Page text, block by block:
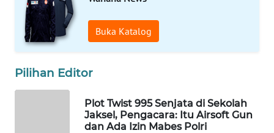
Buka Katalog
Pilihan Editor
Plot Twist 995 Senjata di Sekolah
Jaksel, Pengacara: Itu Airsoft Gun
dan Ada Izin Mabes Polri
WAHANA
SPORT
UMKM